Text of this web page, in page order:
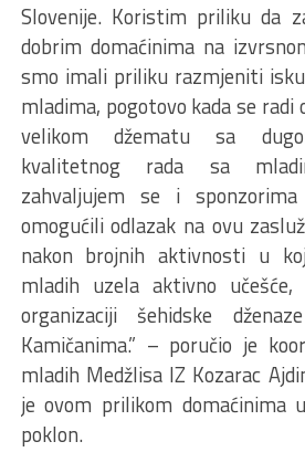
Slovenije. Koristim priliku da
dobrim domaćinima na
smo imali priliku razmjeniti
mladima, pogotovo kada se radi
velikom džematu sa
kvalitetnog rada sa
zahvaljujem se i
omogućili odlazak na ovu
nakon brojnih aktivnosti u
mladih uzela aktivno
organizaciji šehidske
Kamičanima.” – poručio je
mladih Medžlisa IZ Kozarac
je ovom prilikom domaćinima
poklon.